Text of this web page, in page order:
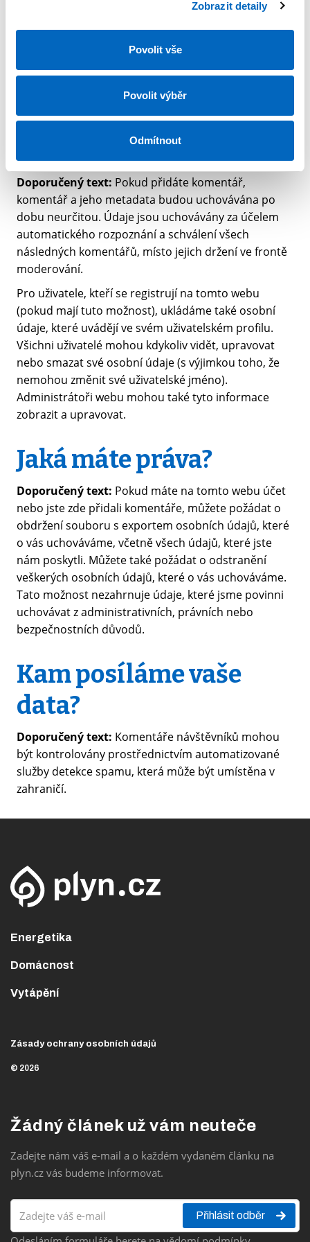
Zobrazit detaily
Povolit vše
Povolit výběr
Odmítnout
hesla, vaše adresa IP bude uvedena v e-mailu pro
obnovení hesla.
Jak dlouho
uchováváme vaše údaje
Doporučený text: Pokud přidáte komentář,
komentář a jeho metadata budou uchovávána po
dobu neurčitou. Údaje jsou uchovávány za účelem
automatického rozpoznání a schválení všech
následných komentářů, místo jejich držení ve frontě
moderování.
Pro uživatele, kteří se registrují na tomto webu
(pokud mají tuto možnost), ukládáme také osobní
údaje, které uvádějí ve svém uživatelském profilu.
Všichni uživatelé mohou kdykoliv vidět, upravovat
nebo smazat své osobní údaje (s výjimkou toho, že
nemohou změnit své uživatelské jméno).
Administrátoři webu mohou také tyto informace
zobrazit a upravovat.
Jaká máte práva?
Doporučený text: Pokud máte na tomto webu účet
nebo jste zde přidali komentáře, můžete požádat o
obdržení souboru s exportem osobních údajů, které
o vás uchováváme, včetně všech údajů, které jste
nám poskytli. Můžete také požádat o odstranění
veškerých osobních údajů, které o vás uchováváme.
Tato možnost nezahrnuje údaje, které jsme povinni
uchovávat z administrativních, právních nebo
bezpečnostních důvodů.
Kam posíláme vaše
data?
Doporučený text: Komentáře návštěvníků mohou
být kontrolovány prostřednictvím automatizované
služby detekce spamu, která může být umístěna v
zahraničí.
Energetika
Domácnost
Vytápění
Zásady ochrany osobních údajů
© 2026
Žádný článek už vám neuteče
Zadejte nám váš e-mail a o každém vydaném článku na
plyn.cz vás budeme informovat.
Přihlásit odběr